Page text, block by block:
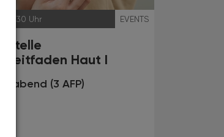
, 19.30 Uhr EVENTS
Haut I
(3 AFP)